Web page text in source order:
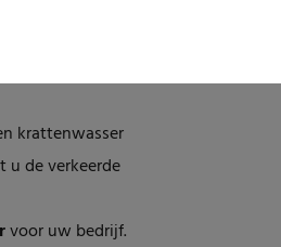
wilt
krattenwasser
u de verkeerde
voor uw bedrijf.